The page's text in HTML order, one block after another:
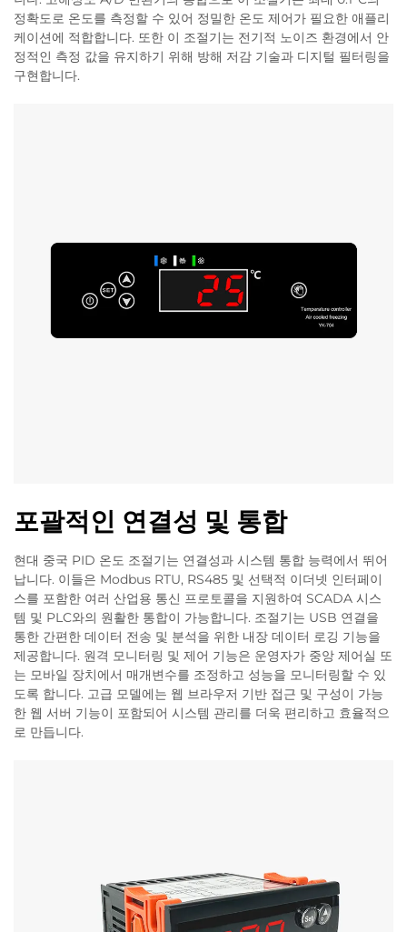
정확도로 온도를 측정할 수 있어 정밀한 온도 제어가 필요한 애플리
케이션에 적합합니다. 또한 이 조절기는 전기적 노이즈 환경에서 안
정적인 측정 값을 유지하기 위해 방해 저감 기술과 디지털 필터링을
구현합니다.
포괄적인 연결성 및 통합
현대 중국 PID 온도 조절기는 연결성과 시스템 통합 능력에서 뛰어
납니다. 이들은 Modbus RTU, RS485 및 선택적 이더넷 인터페이
스를 포함한 여러 산업용 통신 프로토콜을 지원하여 SCADA 시스
템 및 PLC와의 원활한 통합이 가능합니다. 조절기는 USB 연결을
통한 간편한 데이터 전송 및 분석을 위한 내장 데이터 로깅 기능을
제공합니다. 원격 모니터링 및 제어 기능은 운영자가 중앙 제어실 또
는 모바일 장치에서 매개변수를 조정하고 성능을 모니터링할 수 있
도록 합니다. 고급 모델에는 웹 브라우저 기반 접근 및 구성이 가능
한 웹 서버 기능이 포함되어 시스템 관리를 더욱 편리하고 효율적으
로 만듭니다.